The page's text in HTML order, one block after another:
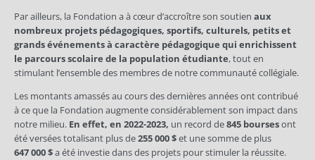
Par ailleurs, la Fondation a à cœur d’accroître son soutien aux
nombreux projets pédagogiques, sportifs, culturels, petits et
grands événements à caractère pédagogique qui enrichissent
le parcours scolaire de la population étudiante, tout en
stimulant l’ensemble des membres de notre communauté collégiale.
Les montants amassés au cours des dernières années ont contribué
à ce que la Fondation augmente considérablement son impact dans
notre milieu. En effet, en 2022-2023, un record de845 boursesont
été versées totalisant plus de255 000 $et une somme de plus
647 000 $a été investie dans des projets pour stimuler la réussite.